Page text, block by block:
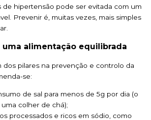
de hipertensão pode ser evitada com um
Prevenir é, muitas vezes, mais simples
alimentação equilibrada
dos pilares na prevenção e controlo da
se:
de sal para menos de 5g por dia (o
colher de chá);
processados e ricos em sódio, como